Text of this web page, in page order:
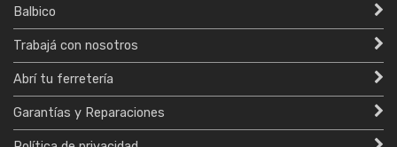
Balbico
Trabajá con nosotros
Abrí tu ferretería
Garantías y Reparaciones